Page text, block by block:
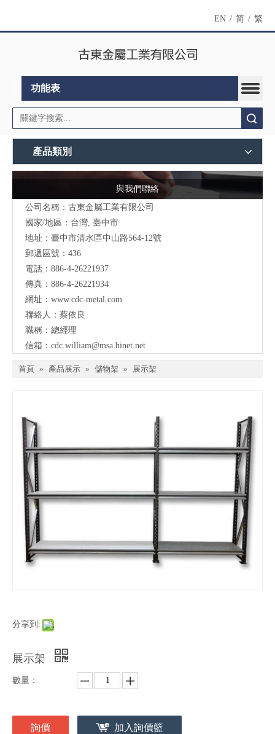
EN / 简 / 繁
功能表
產品類別
與我們聯絡
公司名稱：古東金屬工業有限公司
國家/地區：台灣, 臺中市
地址：臺中市清水區中山路564-12號
郵遞區號：436
電話：886-4-26221937
傳真：886-4-26221934
網址： www.cdc-metal.com
聯絡人：蔡依良
職稱：總經理
信箱： cdc.william@msa.hinet.net
首頁 » 產品展示 » 儲物架 » 展示架
分享到:
展示架
數量：
詢價 加入詢價籃